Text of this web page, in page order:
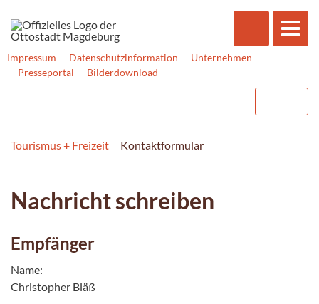
Impressum Datenschutzinformation
Unternehmen
Presseportal
Bilderdownload
Tourismus + Freizeit Kontaktformular
Nachricht schreiben
Empfänger
Name:
Christopher Bläß